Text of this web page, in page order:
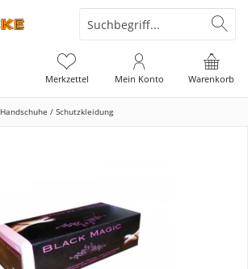
Warenkorb
Merkzettel Mein Konto
Handschuhe / Schutzkleidung